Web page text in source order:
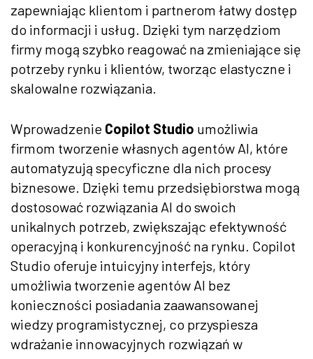
zapewniając klientom i partnerom łatwy dostęp
do informacji i usług. Dzięki tym narzędziom
firmy mogą szybko reagować na zmieniające się
potrzeby rynku i klientów, tworząc elastyczne i
skalowalne rozwiązania.
Wprowadzenie Copilot Studio umożliwia
firmom tworzenie własnych agentów AI, które
automatyzują specyficzne dla nich procesy
biznesowe. Dzięki temu przedsiębiorstwa mogą
dostosować rozwiązania AI do swoich
unikalnych potrzeb, zwiększając efektywność
operacyjną i konkurencyjność na rynku. Copilot
Studio oferuje intuicyjny interfejs, który
umożliwia tworzenie agentów AI bez
konieczności posiadania zaawansowanej
wiedzy programistycznej, co przyspiesza
wdrażanie innowacyjnych rozwiązań w